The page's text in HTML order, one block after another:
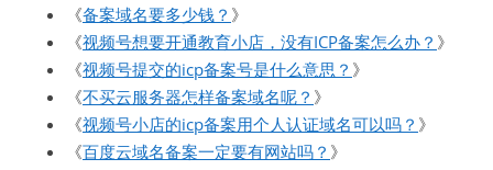
《备案域名要多少钱？ 》
《视频号想要开通教育小店，没有ICP备案怎么办？ 》
《视频号提交的icp备案号是什么意思？ 》
《不买云服务器怎样备案域名呢？ 》
《视频号小店的icp备案用个人认证域名可以吗？ 》
《百度云域名备案一定要有网站吗？ 》